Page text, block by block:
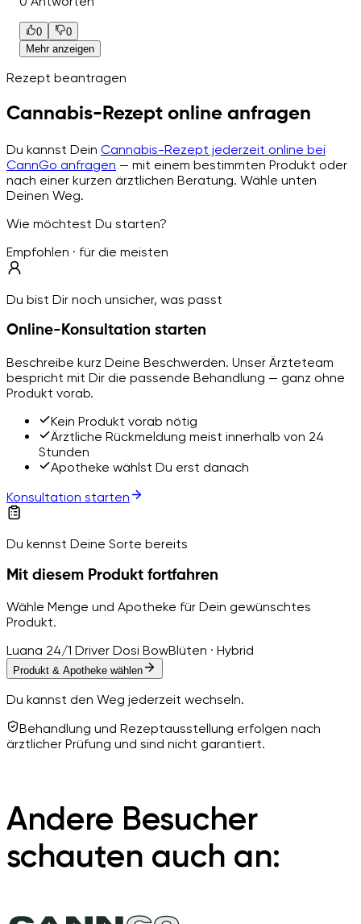
0
0
Mehr anzeigen
Rezept beantragen
Cannabis-Rezept online anfragen
Du kannst Dein Cannabis-Rezept jederzeit online bei
CannGo anfragen — mit einem bestimmten Produkt oder
nach einer kurzen ärztlichen Beratung. Wähle unten
Deinen Weg.
Wie möchtest Du starten?
Empfohlen · für die meisten
Du bist Dir noch unsicher, was passt
Online-Konsultation starten
Beschreibe kurz Deine Beschwerden. Unser Ärzteteam
bespricht mit Dir die passende Behandlung — ganz ohne
Produkt vorab.
Kein Produkt vorab nötig
Ärztliche Rückmeldung meist innerhalb von 24
Stunden
Apotheke wählst Du erst danach
Konsultation starten
Du kennst Deine Sorte bereits
Mit diesem Produkt fortfahren
Wähle Menge und Apotheke für Dein gewünschtes
Produkt.
Luana 24/1 Driver Dosi BowBlüten · Hybrid
Produkt & Apotheke wählen
Du kannst den Weg jederzeit wechseln.
Behandlung und Rezeptausstellung erfolgen nach
ärztlicher Prüfung und sind nicht garantiert.
Andere Besucher
schauten auch an: